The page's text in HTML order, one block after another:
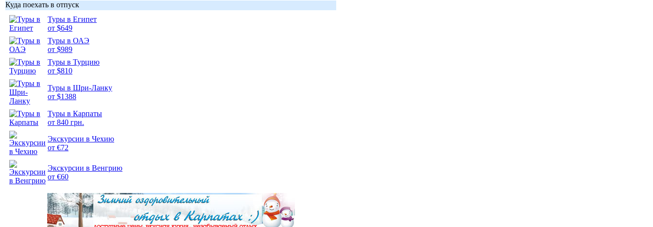
Куда поехать в отпуск
Туры в Египет
от $649
Туры в ОАЭ
от $989
Туры в Турцию
от $810
Туры в Шри-Ланку
от $1388
Туры в Карпаты
от 840 грн.
Экскурсии в Чехию
от €72
Экскурсии в Венгрию
от €60